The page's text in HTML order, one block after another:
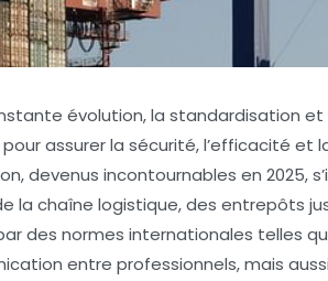
évolution, la standardisation
assurer la sécurité, l’efficacité et
devenus incontournables en 2025,
la chaîne logistique, des entrepôts
des normes internationales telles
entre professionnels, mais